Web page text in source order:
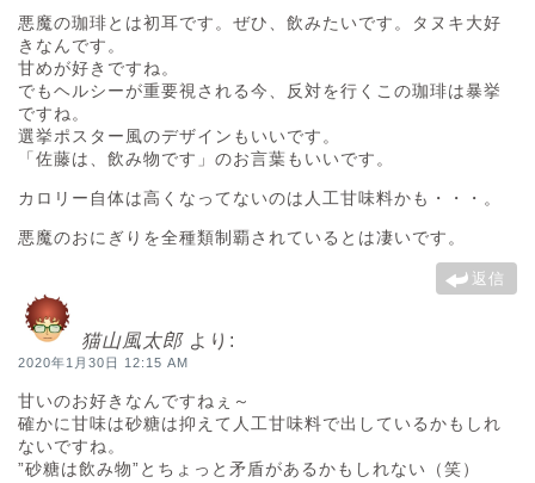
悪魔の珈琲とは初耳です。ぜひ、飲みたいです。タヌキ大好
きなんです。
甘めが好きですね。
でもヘルシーが重要視される今、反対を行くこの珈琲は暴挙
ですね。
選挙ポスター風のデザインもいいです。
「佐藤は、飲み物です」のお言葉もいいです。
カロリー自体は高くなってないのは人工甘味料かも・・・。
悪魔のおにぎりを全種類制覇されているとは凄いです。
返信
猫山風太郎 より:
2020年1月30日 12:15 AM
甘いのお好きなんですねぇ～
確かに甘味は砂糖は抑えて人工甘味料で出しているかもしれ
ないですね。
”砂糖は飲み物”とちょっと矛盾があるかもしれない（笑）